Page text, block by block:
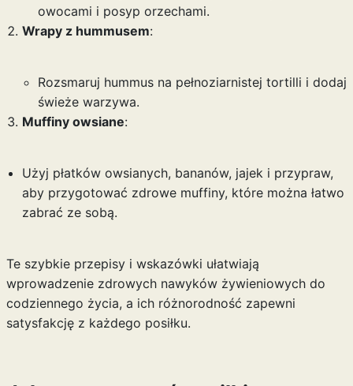
owocami i posyp orzechami.
Wrapy z hummusem:
Rozsmaruj hummus na pełnoziarnistej tortilli i dodaj
świeże warzywa.
Muffiny owsiane:
Użyj płatków owsianych, bananów, jajek i przypraw,
aby przygotować zdrowe muffiny, które można łatwo
zabrać ze sobą.
Te szybkie przepisy i wskazówki ułatwiają
wprowadzenie zdrowych nawyków żywieniowych do
codziennego życia, a ich różnorodność zapewni
satysfakcję z każdego posiłku.